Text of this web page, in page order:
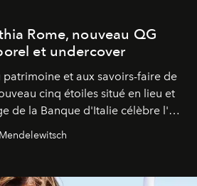
Rome, nouveau QG
et undercover
et aux savoirs-faire de
cinq étoiles situé en lieu et
de la Banque d'Italie célèbre l'art